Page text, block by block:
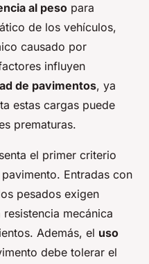
al peso para
de los vehículos,
causado por
influyen
de pavimentos, ya
estas cargas puede
prematuras.
el primer criterio
Entradas con
pesados exigen
mecánica
Además, el uso
debe tolerar el